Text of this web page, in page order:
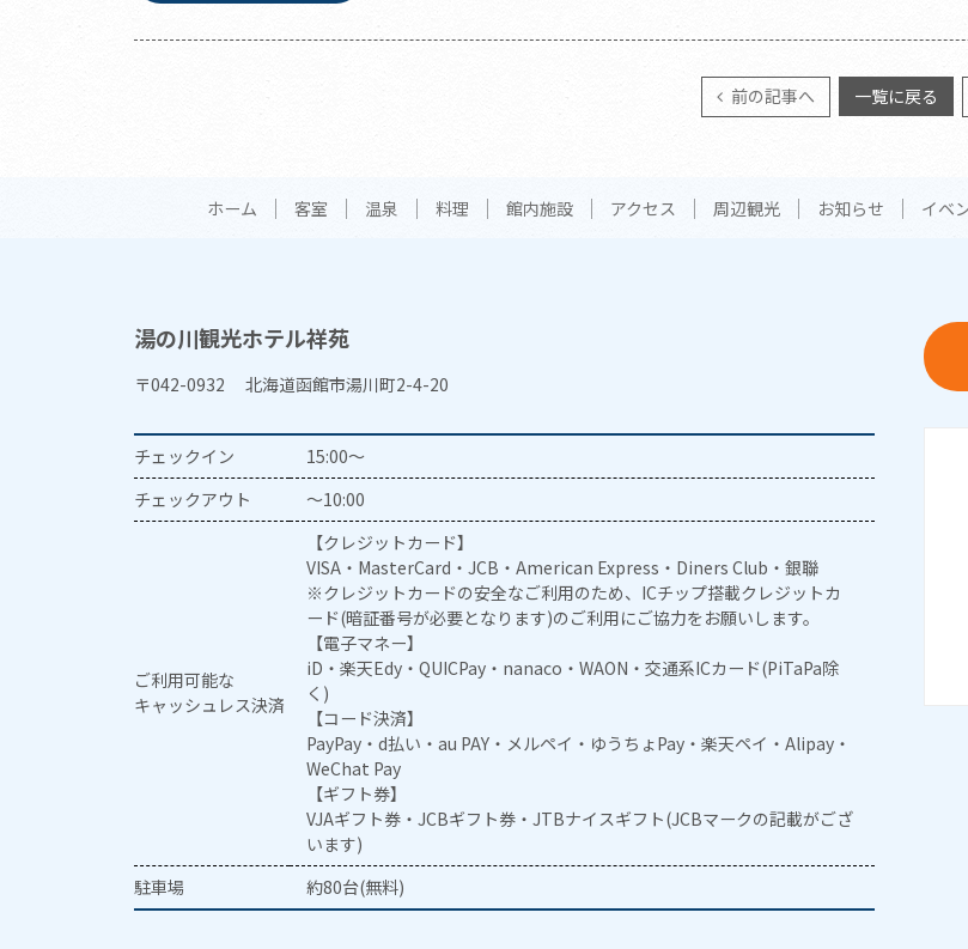
前の記事へ 一覧に戻る
ホーム 客室 温泉 料理 館内施設 アクセス 周辺観光 お知らせ イベ
湯の川観光ホテル祥苑
〒042-0932 北海道函館市湯川町2-4-20
チェックイン
15:00～
チェックアウト
～10:00
ご利用可能な
キャッシュレス決済
【クレジットカード】
VISA・MasterCard・JCB・American Express・Diners Club・銀聯
※クレジットカードの安全なご利用のため、ICチップ搭載クレジットカ
ード(暗証番号が必要となります)のご利用にご協力をお願いします。
【電子マネー】
iD・楽天Edy・QUICPay・nanaco・WAON・交通系ICカード(PiTaPa除
く)
【コード決済】
PayPay・d払い・au PAY・メルペイ・ゆうちょPay・楽天ペイ・Alipay・
WeChat Pay
【ギフト券】
VJAギフト券・JCBギフト券・JTBナイスギフト(JCBマークの記載がござ
います)
駐車場
約80台(無料)